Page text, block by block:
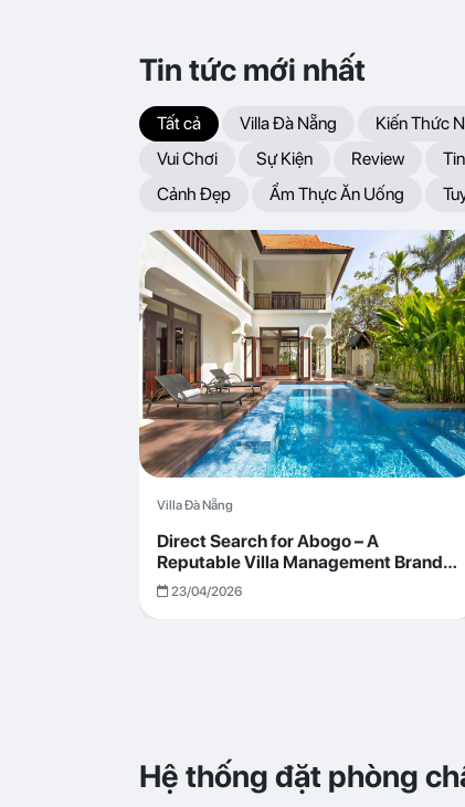
Tin tức mới nhất
Tất cả Villa Đà Nẵng Kiến Thức
Vui Chơi
Sự Kiện Review
Cảnh Đẹp
Ẩm Thực Ăn Uống
Villa Đà Nẵng
Direct Search for Abogo – A
Reputable Villa Management Brand
with Transparent and Effective
Operations
23/04/2026
Hệ thống đặt phòng